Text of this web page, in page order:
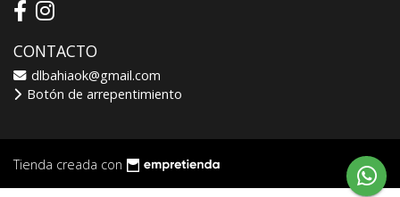
CONTACTO
dlbahiaok@gmail.com
Botón de arrepentimiento
Tienda creada con